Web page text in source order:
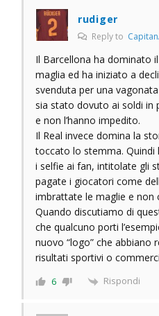
rudiger
Reply to
Il Barcellona ha dominato
maglia ed ha iniziato a
svenduta per una
sia stato dovuto ai soldi in
e non l’hanno impedito.
Il Real invece domina la
toccato lo stemma. Quindi
i selfie ai fan, intitolate gli
pagate i giocatori come
imbrattate le maglie e non
Quando discutiamo di
che qualcuno porti
nuovo “logo” che abbiano
risultati sportivi o
6 Rispondi